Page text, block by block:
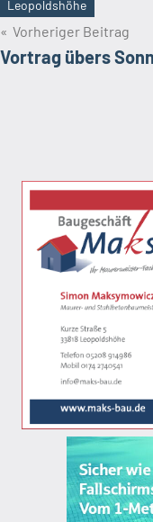
Schlagwörter
Leopoldshöhe
Vorheriger Beitrag
Vortrag übers